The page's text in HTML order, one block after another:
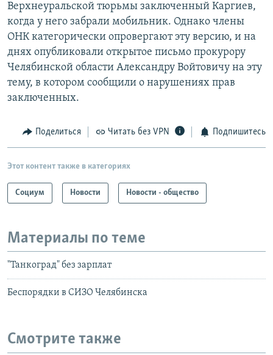
Верхнеуральской тюрьмы заключенный Каргиев,
когда у него забрали мобильник. Однако члены
ОНК категорически опровергают эту версию, и на
днях опубликовали открытое письмо прокурору
Челябинской области Александру Войтовичу на эту
тему, в котором сообщили о нарушениях прав
заключенных.
Поделиться Читать без VPN Подпишитесь
Этот контент также в категориях
Социум Новости Новости - общество
Материалы по теме
"Танкоград" без зарплат
Беспорядки в СИЗО Челябинска
Смотрите также